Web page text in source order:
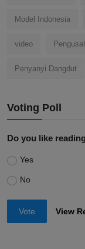
Model Indonesia
video
Penyanyi Dangdut
Voting Poll
Do you like
Yes
No
Vote View